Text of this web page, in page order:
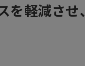
軽減させ、